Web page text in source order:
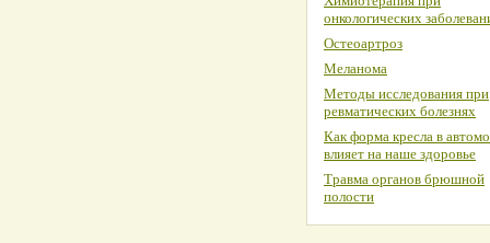
онкологических
Остеоартроз
Меланома
Методы исследования при
ревматических болезнях
Как форма кресла в
влияет на наше здоровье
Травма органов брюшной
полости